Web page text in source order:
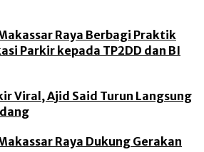
Raya Berbagi Praktik
Parkir kepada TP2DD dan BI
Viral, Ajid Said Turun Langsung
Raya Dukung Gerakan